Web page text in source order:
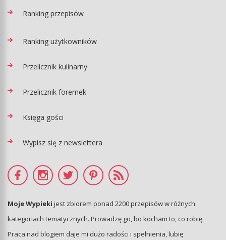
Ranking przepisów
Ranking użytkowników
Przelicznik kulinarny
Przelicznik foremek
Księga gości
Wypisz się z newslettera
Moje Wypieki jest zbiorem ponad 2200 przepisów w różnych
kategoriach tematycznych. Prowadzę go, bo kocham to, co robię.
Praca nad blogiem daje mi dużo radości i spełnienia, lubię